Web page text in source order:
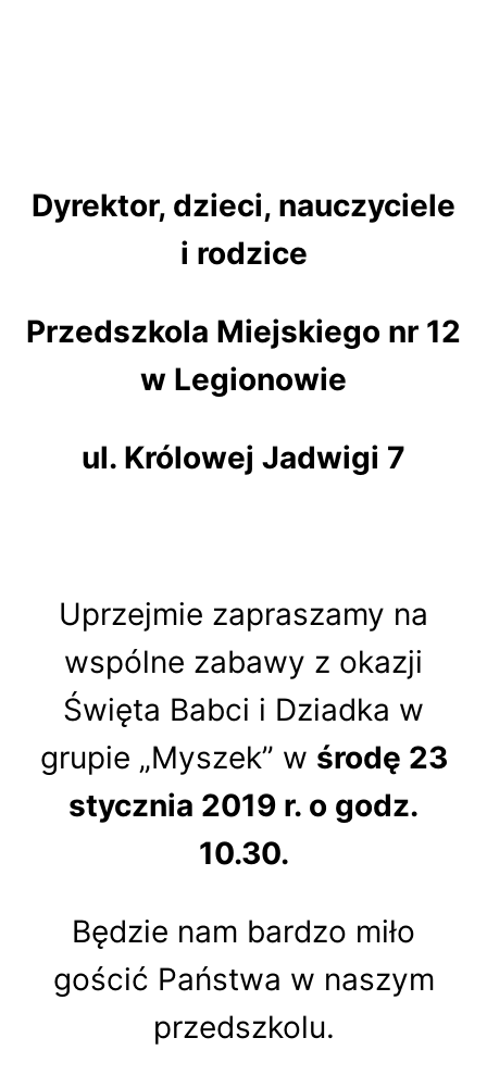
Dyrektor, dzieci, nauczyciele
i rodzice
Przedszkola Miejskiego nr 12
w Legionowie
ul. Królowej Jadwigi 7
Uprzejmie zapraszamy na
wspólne zabawy z okazji
Święta Babci i Dziadka w
grupie „Myszek” w środę 23
stycznia 2019 r. o godz.
10.30.
Będzie nam bardzo miło
gościć Państwa w naszym
przedszkolu.